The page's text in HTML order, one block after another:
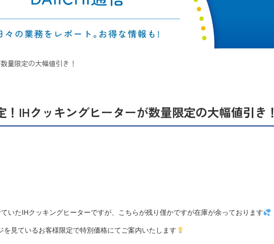
量限定の大幅値引き！
！IHクッキングヒーターが数量限定の大幅値引き！
いたIHクッキングヒーターですが、こちらが残り僅かですが在庫が余っております
を見ているお客様限定で特別価格にてご案内いたします